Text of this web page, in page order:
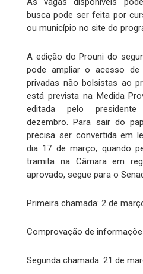
busca pode ser feita por
ou município no site do
A edição do Prouni do
pode ampliar o acesso de
privadas não bolsistas ao
está prevista na Medida
editada pelo
dezembro. Para sair do
precisa ser convertida em
dia 17 de março, quando
tramita na Câmara em
aprovado, segue para o
Primeira chamada: 2 de
Comprovação de
Segunda chamada: 21 de